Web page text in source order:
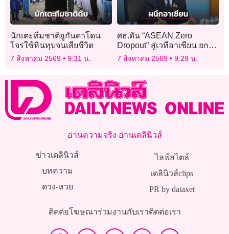
นักเตะทีมชาติอูกันดาโดน
โจรใช้หินทุบจนเสียชีวิต
7 สิงหาคม 2569 9:31 น.
ศธ.ดัน “ASEAN Zero
Dropout” สู่เวทีอาเซียน ยก
ระดับภารกิจ ไม่ใช่แค่พาเด็ก
7 สิงหาคม 2569 9:29 น.
อ่านความจริง อ่านเดลินิวส์
ข่าวเดลินิวส์
บทความ
ดวง-หวย
ไลฟ์สไตล์
เดลินิวส์clips
PR by dataxet
ติดต่อโฆษณาร่วมงานกับเราติดต่อเรา